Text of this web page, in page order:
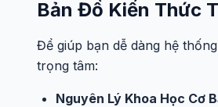
Bản Đồ Kiến Thức
Để giúp bạn dễ dàng hệ
trọng tâm:
Nguyên Lý Khoa Học Cơ